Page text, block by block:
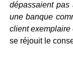
dépassaient
une banque
client exemplaire
se réjouit le